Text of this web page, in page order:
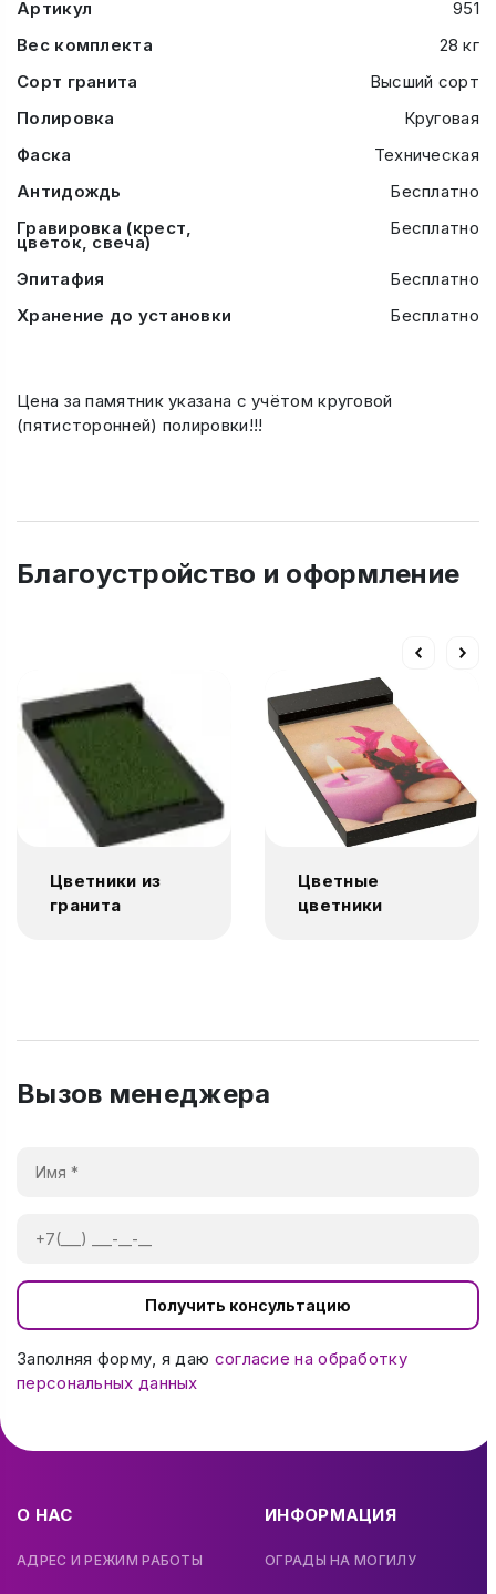
Артикул
951
Вес комплекта
28 кг
Сорт гранита
Высший сорт
Полировка
Круговая
Фаска
Техническая
Антидождь
Бесплатно
Гравировка (крест,
цветок, свеча)
Бесплатно
Эпитафия
Бесплатно
Хранение до установки
Бесплатно
Цена за памятник указана с учётом круговой
(пятисторонней) полировки!!!
Благоустройство и оформление
Цветники из
гранита
Цветные
цветники
Вызов менеджера
Получить консультацию
Заполняя форму, я даю согласие на обработку
персональных данных
О НАС
АДРЕС И РЕЖИМ РАБОТЫ
ИНФОРМАЦИЯ
ОГРАДЫ НА МОГИЛУ